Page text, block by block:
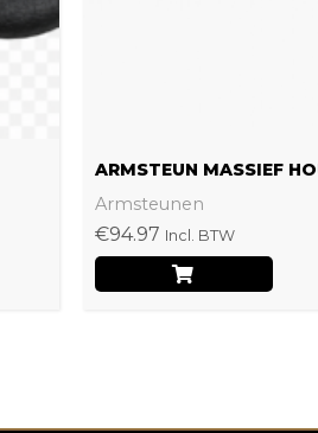
ARMSTEUN MASSIEF
Armsteunen
€94.97 Incl. BTW